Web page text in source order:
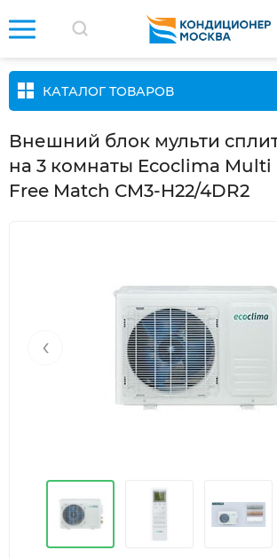
КАТАЛОГ ТОВАРОВ
Внешний блок мульти
на 3 комнаты Ecoclima Multi
Free Match СM3-H22/4DR2
‹